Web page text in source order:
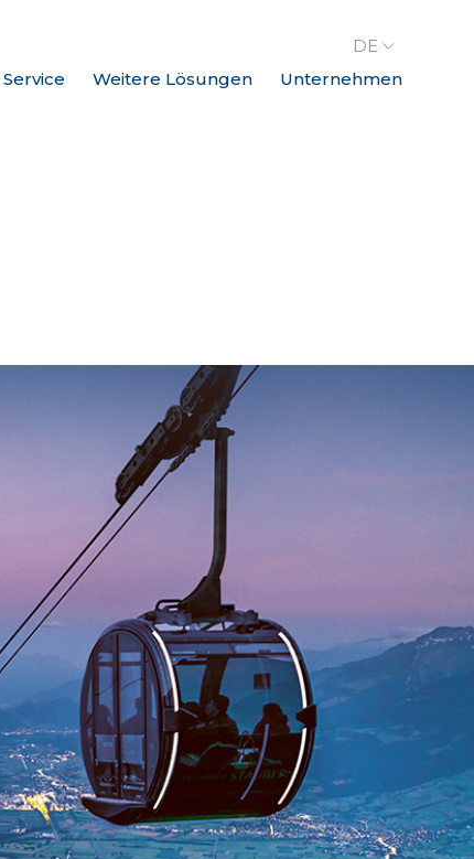
Service Weitere Lösungen Unternehmen
DE